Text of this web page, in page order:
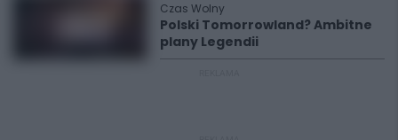
Czas Wolny
Polski Tomorrowland? Ambitne
plany Legendii